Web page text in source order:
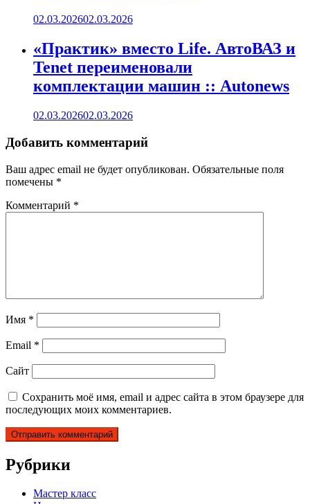
02.03.202602.03.2026
«Практик» вместо Life. АвтоВАЗ и
Tenet переименовали
комплектации машин :: Autonews
02.03.202602.03.2026
Добавить комментарий
Ваш адрес email не будет опубликован. Обязательные поля
помечены *
Комментарий *
Имя *
Email *
Сайт
Сохранить моё имя, email и адрес сайта в этом браузере для
последующих моих комментариев.
Рубрики
Мастер класс